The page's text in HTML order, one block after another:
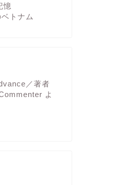
憶
トナム
／著者
よ